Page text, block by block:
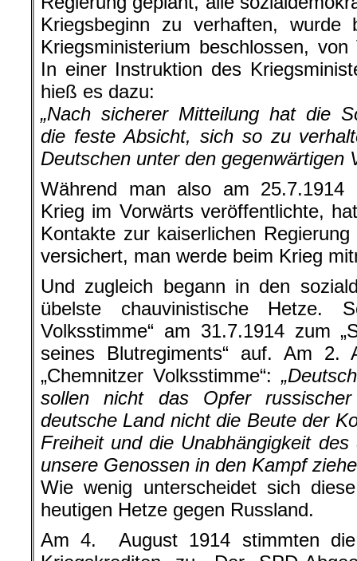
Kriegsbeginn zu verhaften,
Kriegsministerium beschlossen,
In einer Instruktion des
hieß es dazu:
„Nach sicherer Mitteilung hat die
die feste Absicht, sich so zu
Deutschen unter den gegenwärtigen
Während man also am 25.7.1914
Krieg im Vorwärts veröffentlichte,
Kontakte zur kaiserlichen
versichert, man werde beim Krieg
Und zugleich begann in den
übelste chauvinistische Hetze.
Volksstimme“ am 31.7.1914 zum
seines Blutregiments“ auf. Am 2.
„Chemnitzer Volksstimme“:
sollen nicht das Opfer
deutsche Land nicht die Beute der
Freiheit und die Unabhängigkeit
unsere Genossen in den Kampf
Wie wenig unterscheidet sich
heutigen Hetze gegen Russland.
Am 4. August 1914 stimmten